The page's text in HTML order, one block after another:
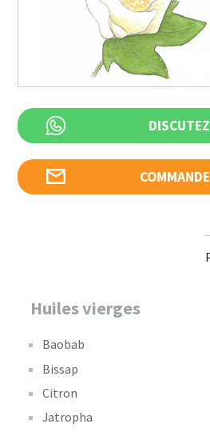
DISCUTEZ
Huiles vierges
Baobab
Bissap
Citron
Jatropha